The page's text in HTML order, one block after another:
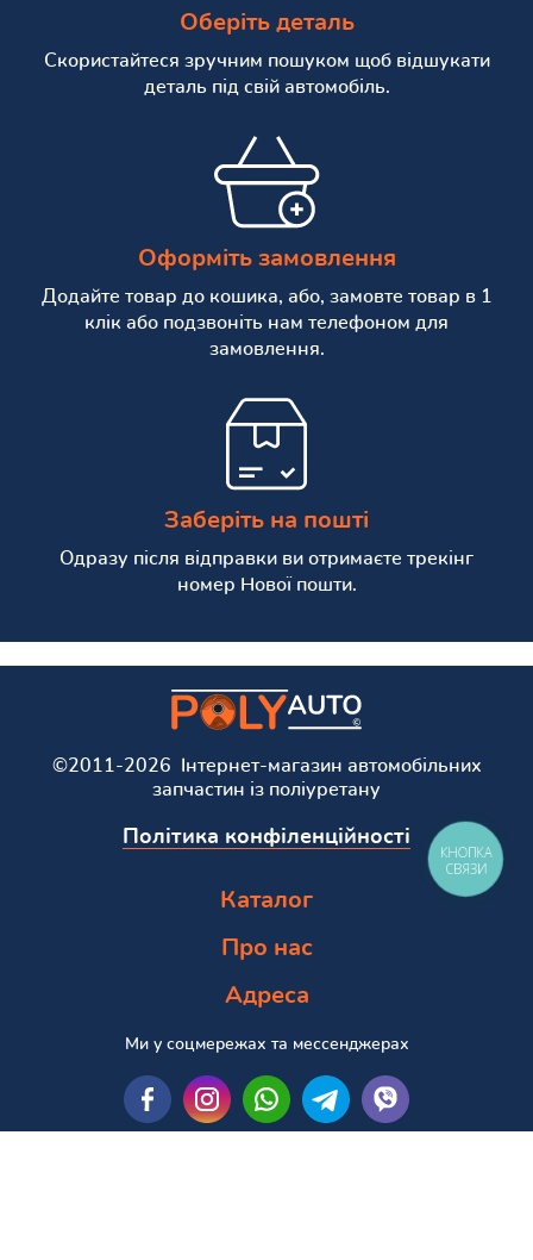
Оберіть деталь
Скористайтеся зручним пошуком щоб відшукати
деталь під свій автомобіль.
Оформіть замовлення
Додайте товар до кошика, або, замовте товар в 1
клік або подзвоніть нам телефоном для
замовлення.
Заберіть на пошті
Одразу після відправки ви отримаєте трекінг
номер Нової пошти.
©2011-2026 Інтернет-магазин автомобільних
запчастин із поліуретану
Політика конфіленційності
Каталог
Про нас
Адреса
Ми у соцмережах та мессенджерах
КНОПКА
СВЯЗИ